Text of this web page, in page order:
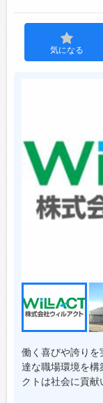
転職・採用コラム
ジョブズゴーについ
気になる
働く喜びや誇りを
達な職場環境を構
クトは社会に貢献